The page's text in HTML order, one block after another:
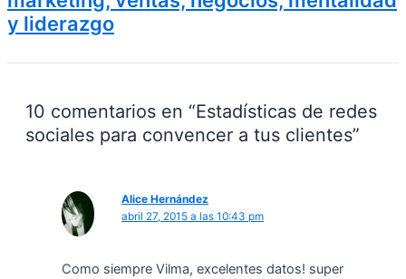
y liderazgo
10 comentarios en “Estadísticas de redes
sociales para convencer a tus clientes”
Alice Hernández
abril 27, 2015 a las 10:43 pm
Como siempre Vilma, excelentes datos! super